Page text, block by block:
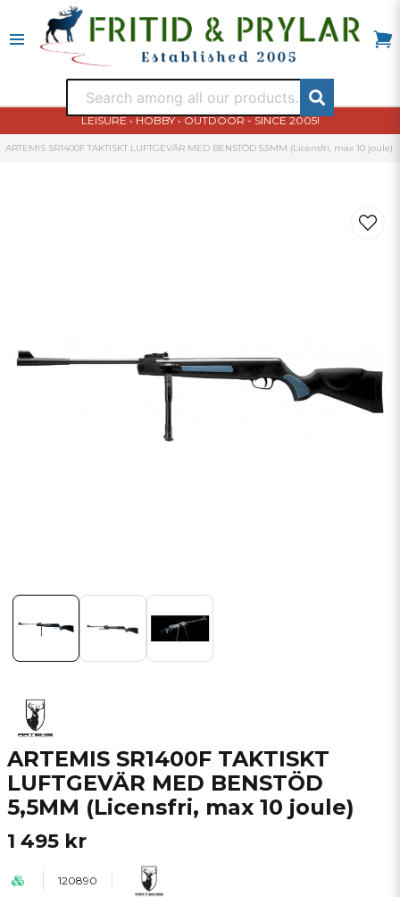
LEISURE • HOBBY • OUTDOOR - SINCE 2005!
ARTEMIS SR1400F TAKTISKT LUFTGEVÄR MED BENSTÖD 5,5MM (Licensfri, max 10 joule)
ARTEMIS SR1400F TAKTISKT
LUFTGEVÄR MED BENSTÖD
5,5MM (Licensfri, max 10 joule)
1 495 kr
120890